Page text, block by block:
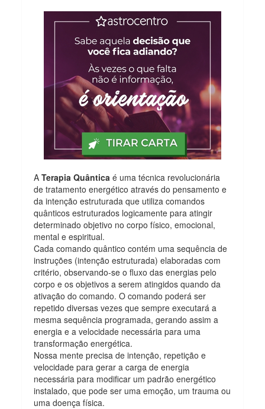
ATerapia Quântica é uma técnica revolucionária
de tratamento energético através do pensamento e
da intenção estruturada que utiliza comandos
quânticos estruturados logicamente para atingir
determinado objetivo no corpo físico, emocional,
mental e espiritual.
Cada comando quântico contém uma sequência de
instruções (intenção estruturada) elaboradas com
critério, observando-se o fluxo das energias pelo
corpo e os objetivos a serem atingidos quando da
ativação do comando. O comando poderá ser
repetido diversas vezes que sempre executará a
mesma sequência programada, gerando assim a
energia e a velocidade necessária para uma
transformação energética.
Nossa mente precisa de intenção, repetição e
velocidade para gerar a carga de energia
necessária para modificar um padrão energético
instalado, que pode ser uma emoção, um trauma ou
uma doença física.